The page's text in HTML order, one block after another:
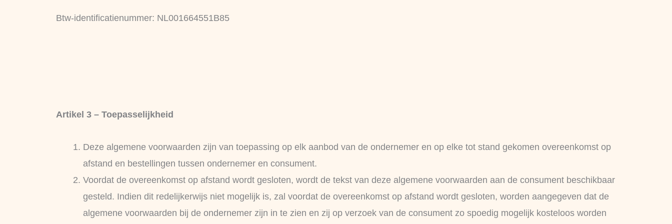
Btw-identificatienummer: NL001664551B85
Artikel 3 – Toepasselijkheid
Deze algemene voorwaarden zijn van toepassing op elk aanbod van de ondernemer en op elke tot stand gekomen overeenkomst op
afstand en bestellingen tussen ondernemer en consument.
Voordat de overeenkomst op afstand wordt gesloten, wordt de tekst van deze algemene voorwaarden aan de consument beschikbaar
gesteld. Indien dit redelijkerwijs niet mogelijk is, zal voordat de overeenkomst op afstand wordt gesloten, worden aangegeven dat de
algemene voorwaarden bij de ondernemer zijn in te zien en zij op verzoek van de consument zo spoedig mogelijk kosteloos worden